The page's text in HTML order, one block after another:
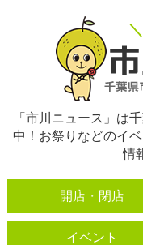
「市川ニュース」は
中！お祭りなどのイ
情
開店・閉店
イベント